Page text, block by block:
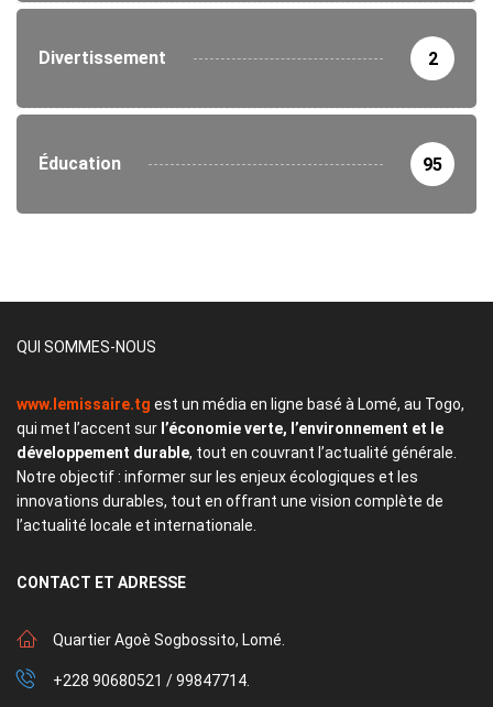
Divertissement 2
Éducation 95
QUI SOMMES-NOUS
www.lemissaire.tg est un média en ligne basé à Lomé, au Togo,
qui met l’accent sur l’économie verte, l’environnement et le
développement durable, tout en couvrant l’actualité générale.
Notre objectif : informer sur les enjeux écologiques et les
innovations durables, tout en offrant une vision complète de
l’actualité locale et internationale.
CONTACT ET ADRESSE
Quartier Agoè Sogbossito, Lomé.
+228 90680521 / 99847714.